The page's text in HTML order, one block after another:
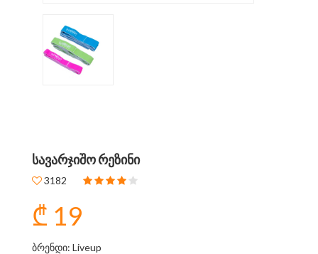
ᲡᲐᲕᲐᲠᲯᲘᲨᲝ ᲠᲔᲖᲘᲜᲘ
3182
₾ 19
ბრენდი: Liveup